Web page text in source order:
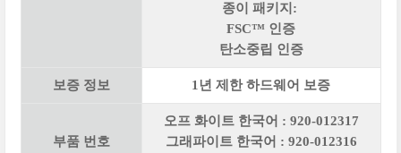
종이 패키지:
FSC™ 인증
탄소중립 인증
보증 정보 1년 제한 하드웨어 보증
부품 번호
오프 화이트 한국어 : 920-012317
그래파이트 한국어 : 920-012316